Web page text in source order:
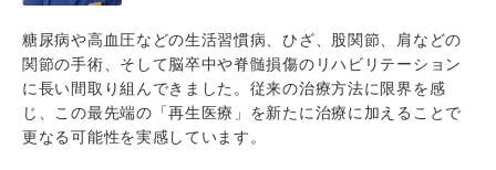
糖尿病や高血圧などの生活習慣病、ひざ、股関節、肩などの
関節の手術、そして脳卒中や脊髄損傷のリハビリテーション
に長い間取り組んできました。従来の治療方法に限界を感
じ、この最先端の「再生医療」を新たに治療に加えることで
更なる可能性を実感しています。